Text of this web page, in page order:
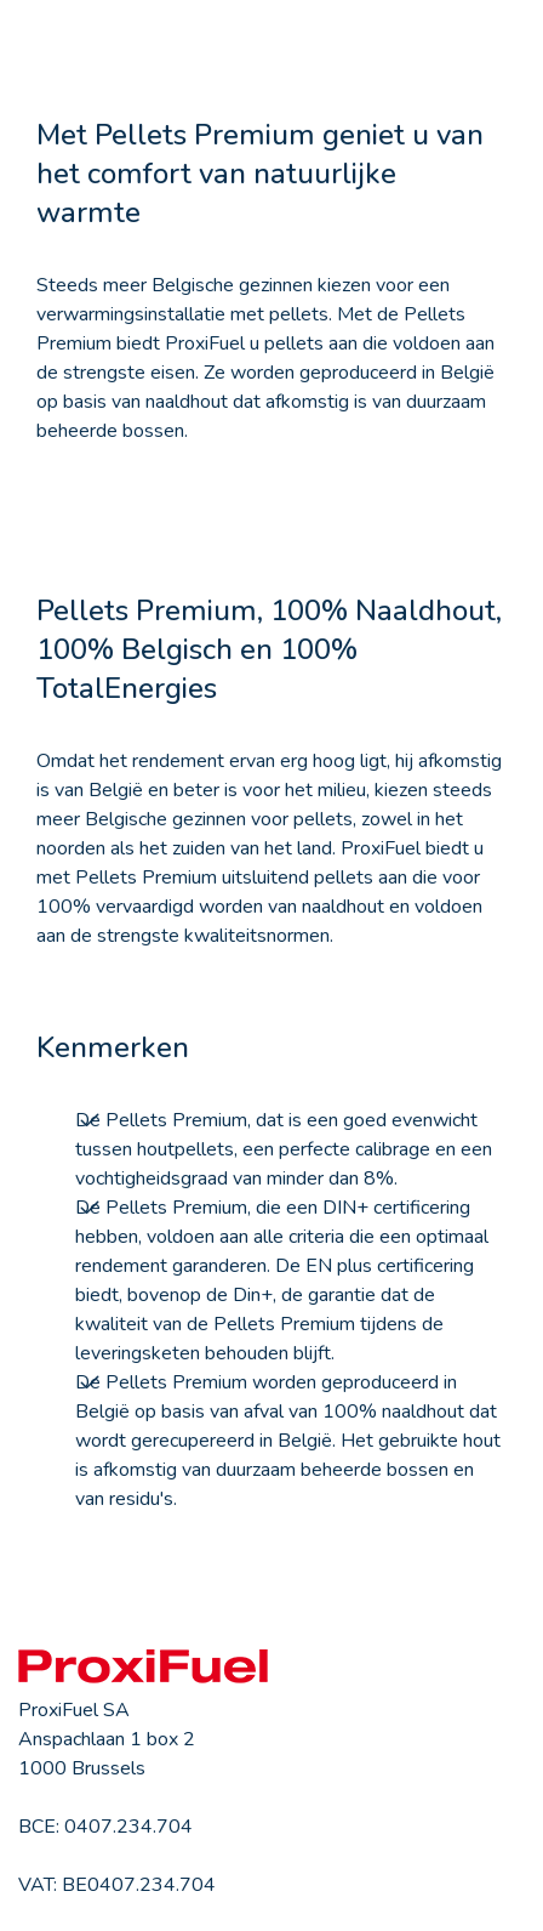
Met Pellets Premium geniet u van
het comfort van natuurlijke
warmte
Steeds meer Belgische gezinnen kiezen voor een
verwarmingsinstallatie met pellets. Met de Pellets
Premium biedt ProxiFuel u pellets aan die voldoen aan
de strengste eisen. Ze worden geproduceerd in België
op basis van naaldhout dat afkomstig is van duurzaam
beheerde bossen.
Pellets Premium, 100% Naaldhout,
100% Belgisch en 100%
TotalEnergies
Omdat het rendement ervan erg hoog ligt, hij afkomstig
is van België en beter is voor het milieu, kiezen steeds
meer Belgische gezinnen voor pellets, zowel in het
noorden als het zuiden van het land. ProxiFuel biedt u
met Pellets Premium uitsluitend pellets aan die voor
100% vervaardigd worden van naaldhout en voldoen
aan de strengste kwaliteitsnormen.
Kenmerken
De Pellets Premium, dat is een goed evenwicht
tussen houtpellets, een perfecte calibrage en een
vochtigheidsgraad van minder dan 8%.
De Pellets Premium, die een DIN+ certificering
hebben, voldoen aan alle criteria die een optimaal
rendement garanderen. De EN plus certificering
biedt, bovenop de Din+, de garantie dat de
kwaliteit van de Pellets Premium tijdens de
leveringsketen behouden blijft.
De Pellets Premium worden geproduceerd in
België op basis van afval van 100% naaldhout dat
wordt gerecupereerd in België. Het gebruikte hout
is afkomstig van duurzaam beheerde bossen en
van residu's.
ProxiFuel SA
Anspachlaan 1 box 2
1000 Brussels
BCE: 0407.234.704
VAT: BE0407.234.704